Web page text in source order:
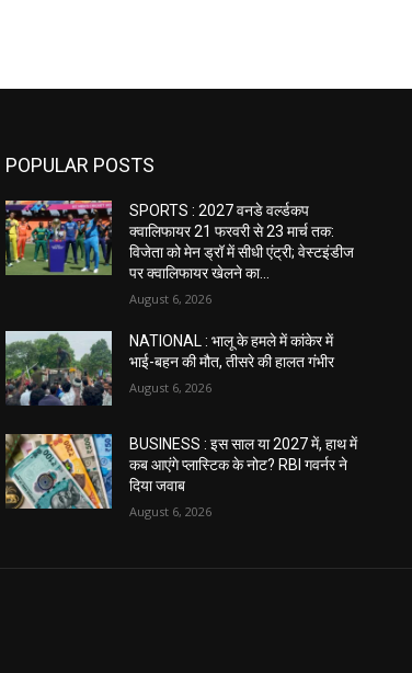
POPULAR POSTS
SPORTS : 2027 वनडे वर्ल्डकप
क्वालिफायर 21 फरवरी से 23 मार्च तक:
विजेता को मेन ड्रॉ में सीधी एंट्री; वेस्टइंडीज
पर क्वालिफायर खेलने का...
August 6, 2026
NATIONAL : भालू के हमले में कांकेर में
भाई-बहन की मौत, तीसरे की हालत गंभीर
August 6, 2026
BUSINESS : इस साल या 2027 में, हाथ में
कब आएंगे प्लास्टिक के नोट? RBI गवर्नर ने
दिया जवाब
August 6, 2026